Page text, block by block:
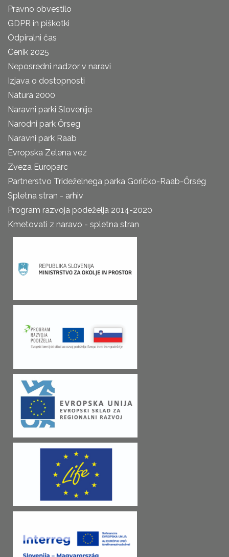
Pravno obvestilo
GDPR in piškotki
Odpiralni čas
Cenik 2025
Neposredni nadzor v naravi
Izjava o dostopnosti
Natura 2000
Naravni parki Slovenije
Narodni park Őrseg
Naravni park Raab
Evropska Zelena vez
Zveza Europarc
Partnerstvo Trideželnega parka Goričko-Raab-Őrség
Spletna stran - arhiv
Program razvoja podeželja 2014-2020
Kmetovati z naravo - spletna stran